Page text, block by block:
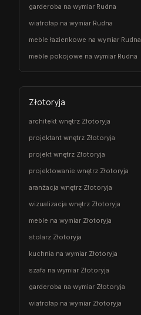
garderoba na wymiar Rudna
wiatrołap na wymiar Rudna
meble łazienkowe na wymiar Rudna
meble pokojowe na wymiar Rudna
Złotoryja
architekt wnętrz Złotoryja
projektant wnętrz Złotoryja
projekt wnętrz Złotoryja
projektowanie wnętrz Złotoryja
aranżacja wnętrz Złotoryja
wizualizacja wnętrz Złotoryja
meble na wymiar Złotoryja
stolarz Złotoryja
kuchnia na wymiar Złotoryja
szafa na wymiar Złotoryja
garderoba na wymiar Złotoryja
wiatrołap na wymiar Złotoryja